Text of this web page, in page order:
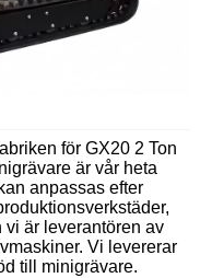
för GX20 2 Ton
är vår heta
anpassas efter
är leverantören av
Vi levererar
till minigrävare.